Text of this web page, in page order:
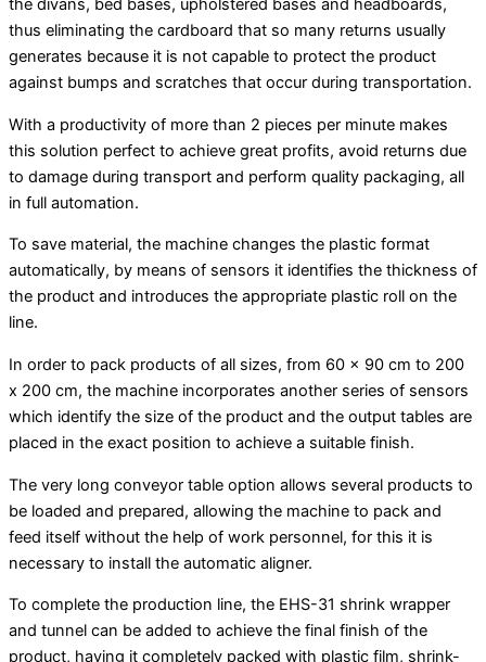
the divans, bed bases, upholstered bases and headboards,
thus eliminating the cardboard that so many returns usually
generates because it is not capable to protect the product
against bumps and scratches that occur during transportation.
With a productivity of more than 2 pieces per minute makes
this solution perfect to achieve great profits, avoid returns due
to damage during transport and perform quality packaging, all
in full automation.
To save material, the machine changes the plastic format
automatically, by means of sensors it identifies the thickness of
the product and introduces the appropriate plastic roll on the
line.
In order to pack products of all sizes, from 60 x 90 cm to 200
x 200 cm, the machine incorporates another series of sensors
which identify the size of the product and the output tables are
placed in the exact position to achieve a suitable finish.
The very long conveyor table option allows several products to
be loaded and prepared, allowing the machine to pack and
feed itself without the help of work personnel, for this it is
necessary to install the automatic aligner.
To complete the production line, the EHS-31 shrink wrapper
and tunnel can be added to achieve the final finish of the
product, having it completely packed with plastic film, shrink-